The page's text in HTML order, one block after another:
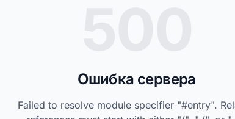
Ошибка сервера
Failed to resolve module specifier "#entry".